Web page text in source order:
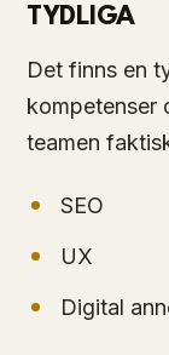
TYDLIGA
Det finns en
kompetenser
teamen
SEO
UX
Digital